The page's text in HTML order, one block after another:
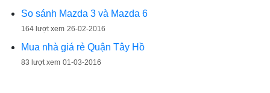
So sánh Mazda 3 và Mazda 6
164 lượt xem 26-02-2016
Mua nhà giá rẻ Quận Tây Hồ
83 lượt xem 01-03-2016